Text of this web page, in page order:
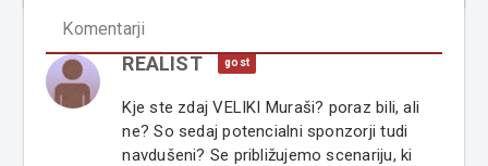
Komentarji
REALIST gost
Kje ste zdaj VELIKI Muraši? poraz bili, ali
ne? So sedaj potencialni sponzorji tudi
navdušeni? Se približujemo scenariju, ki